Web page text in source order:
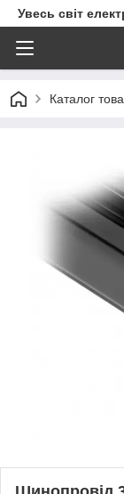
Увесь світ
Каталог